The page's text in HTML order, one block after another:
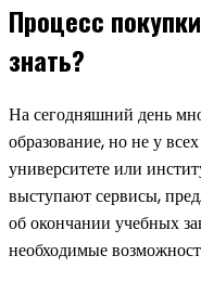
Процесс
знать?
На сегодняшний день
образование, но не у
университете или
выступают сервисы,
об окончании учебных
необходимые